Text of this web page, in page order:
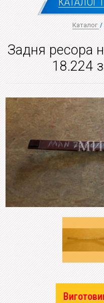
Каталог /
Задня ресора
18.224